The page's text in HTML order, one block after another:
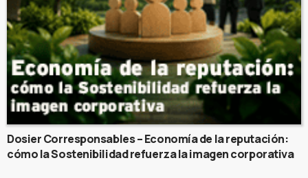
Dosier Corresponsables – Economía de la reputación:
cómo la Sostenibilidad refuerza la imagen corporativa